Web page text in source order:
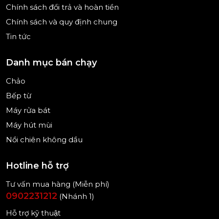
người thân.
Hình ảnh chỉ mang tính chất minh hoạ
Chính sách đổi trả và hoàn tiền
Chính sách và quy định chung
Tin tức
Danh mục bán chạy
Chảo
Bếp từ
Máy rửa bát
Máy hút mùi
Nồi chiên không dầu
Hotline hỗ trợ
Tư vấn mua hàng (Miễn phí)
0902231212 (Nhánh 1)
Hỗ trợ kỹ thuật